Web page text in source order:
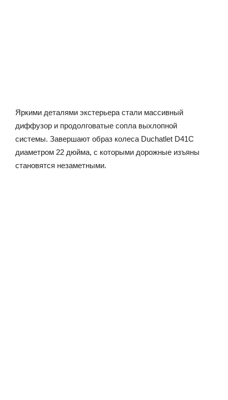
Яркими деталями экстерьера стали массивный
диффузор и продолговатые сопла выхлопной
системы. Завершают образ колеса Duchatlet D41C
диаметром 22 дюйма, с которыми дорожные изъяны
становятся незаметными.